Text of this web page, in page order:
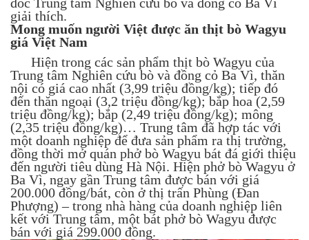
giải thích.
Mong muốn người Việt được ăn thịt bò Wagyu
giá Việt Nam
Hiện trong các sản phẩm thịt bò Wagyu của
Trung tâm Nghiên cứu bò và đồng cỏ Ba Vì, thăn
nội có giá cao nhất (3,99 triệu đồng/kg); tiếp đó
đến thăn ngoại (3,2 triệu đồng/kg); bắp hoa (2,59
triệu đồng/kg); bắp (2,49 triệu đồng/kg); mông
(2,35 triệu đồng/kg)… Trung tâm đã hợp tác với
một doanh nghiệp để đưa sản phẩm ra thị trường,
đồng thời mở quán phở bò Wagyu bát đá giới thiệu
đến người tiêu dùng Hà Nội. Hiện phở bò Wagyu ở
Ba Vì, ngay gần Trung tâm được bán với giá
200.000 đồng/bát, còn ở thị trấn Phùng (Đan
Phượng) – trong nhà hàng của doanh nghiệp liên
kết với Trung tâm, một bát phở bò Wagyu được
bán với giá 299.000 đồng.